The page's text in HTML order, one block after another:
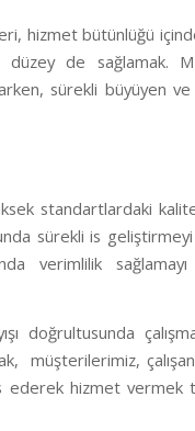
hizmet bütünlüğü
de sağlamak.
sürekli büyüyen
standartlardaki
sürekli is
verimlilik
doğrultusunda
müşterilerimiz,
ederek hizmet vermek